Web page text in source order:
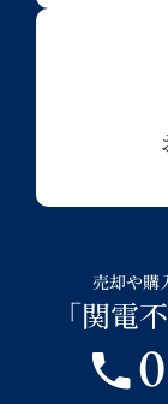
売却や購
「関電